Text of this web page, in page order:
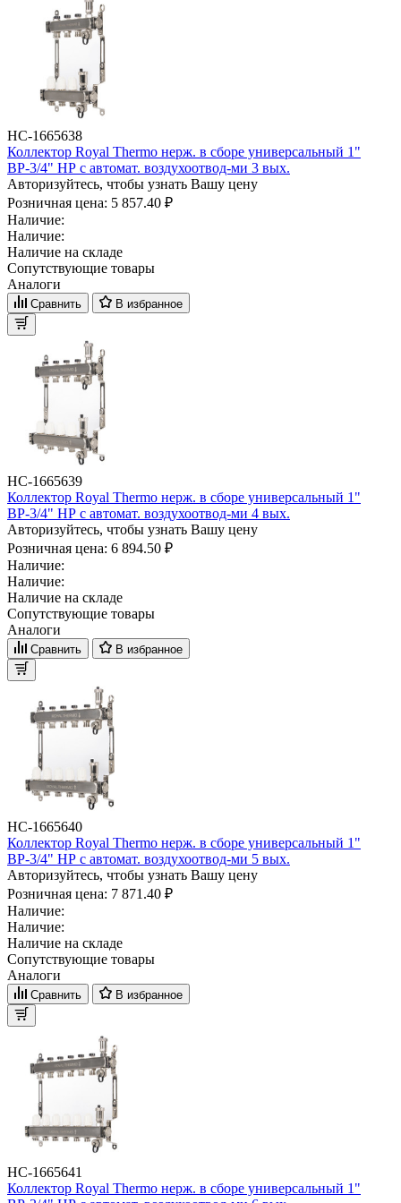
НС-1665638
Коллектор Royal Thermo нерж. в сборе универсальный 1"
ВР-3/4" НР с автомат. воздухоотвод-ми 3 вых.
Авторизуйтесь, чтобы узнать Вашу цену
Розничная цена: 5 857.40 ₽
Наличие:
Наличие:
Наличие на складе
Сопутствующие товары
Аналоги
Сравнить В избранное
НС-1665639
Коллектор Royal Thermo нерж. в сборе универсальный 1"
ВР-3/4" НР с автомат. воздухоотвод-ми 4 вых.
Авторизуйтесь, чтобы узнать Вашу цену
Розничная цена: 6 894.50 ₽
Наличие:
Наличие:
Наличие на складе
Сопутствующие товары
Аналоги
Сравнить В избранное
НС-1665640
Коллектор Royal Thermo нерж. в сборе универсальный 1"
ВР-3/4" НР с автомат. воздухоотвод-ми 5 вых.
Авторизуйтесь, чтобы узнать Вашу цену
Розничная цена: 7 871.40 ₽
Наличие:
Наличие:
Наличие на складе
Сопутствующие товары
Аналоги
Сравнить В избранное
НС-1665641
Коллектор Royal Thermo нерж. в сборе универсальный 1"